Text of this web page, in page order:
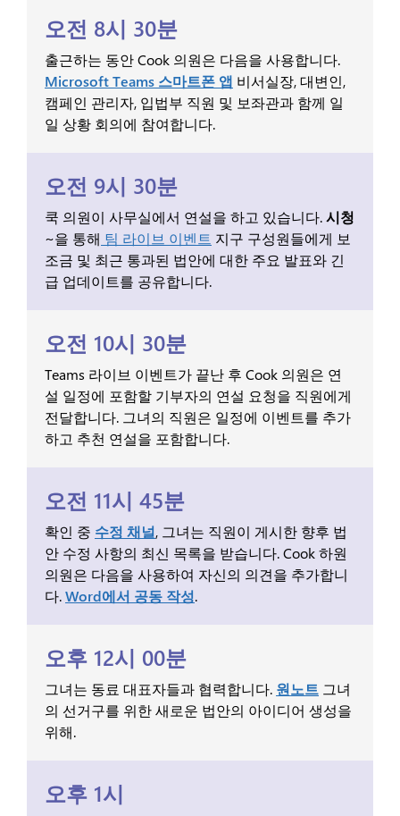
오전 8시 30분
출근하는 동안 Cook 의원은 다음을 사용합니다.
Microsoft Teams 스마트폰 앱 비서실장, 대변인,
캠페인 관리자, 입법부 직원 및 보좌관과 함께 일
일 상황 회의에 참여합니다.
오전 9시 30분
쿡 의원이 사무실에서 연설을 하고 있습니다.시청
~을 통해 팀 라이브 이벤트 지구 구성원들에게 보
조금 및 최근 통과된 법안에 대한 주요 발표와 긴
급 업데이트를 공유합니다.
오전 10시 30분
Teams 라이브 이벤트가 끝난 후 Cook 의원은 연
설 일정에 포함할 기부자의 연설 요청을 직원에게
전달합니다. 그녀의 직원은 일정에 이벤트를 추가
하고 추천 연설을 포함합니다.
오전 11시 45분
확인 중 수정 채널, 그녀는 직원이 게시한 향후 법
안 수정 사항의 최신 목록을 받습니다. Cook 하원
의원은 다음을 사용하여 자신의 의견을 추가합니
다.Word에서 공동 작성.
오후 12시 00분
그녀는 동료 대표자들과 협력합니다. 원노트 그녀
의 선거구를 위한 새로운 법안의 아이디어 생성을
위해.
오후 1시